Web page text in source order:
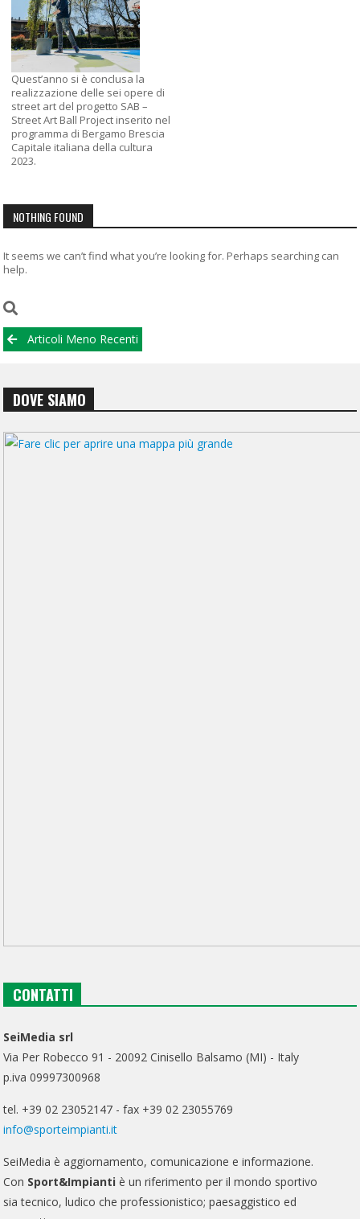
Quest’anno si è conclusa la
realizzazione delle sei opere di
street art del progetto SAB –
Street Art Ball Project inserito nel
programma di Bergamo Brescia
Capitale italiana della cultura
2023.
NOTHING FOUND
It seems we can’t find what you’re looking for. Perhaps searching can
help.
Navigazione
articoli
Articoli Meno Recenti
DOVE SIAMO
CONTATTI
SeiMedia srl
Via Per Robecco 91 - 20092 Cinisello Balsamo (MI) - Italy
p.iva 09997300968
tel. +39 02 23052147 - fax +39 02 23055769
info@sporteimpianti.it
SeiMedia è aggiornamento, comunicazione e informazione.
Con Sport&Impianti è un riferimento per il mondo sportivo
sia tecnico, ludico che professionistico; paesaggistico ed